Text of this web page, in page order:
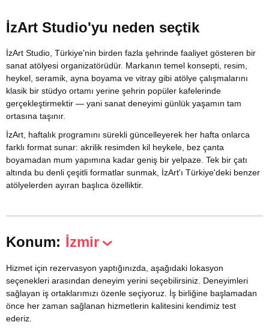
İzArt Studio'yu neden seçtik
İzArt Studio, Türkiye'nin birden fazla şehrinde faaliyet gösteren bir
sanat atölyesi organizatörüdür. Markanın temel konsepti, resim,
heykel, seramik, ayna boyama ve vitray gibi atölye çalışmalarını
klasik bir stüdyo ortamı yerine şehrin popüler kafelerinde
gerçekleştirmektir — yani sanat deneyimi günlük yaşamın tam
ortasına taşınır.
İzArt, haftalık programını sürekli güncelleyerek her hafta onlarca
farklı format sunar: akrilik resimden kil heykele, bez çanta
boyamadan mum yapımına kadar geniş bir yelpaze. Tek bir çatı
altında bu denli çeşitli formatlar sunmak, İzArt'ı Türkiye'deki benzer
atölyelerden ayıran başlıca özelliktir.
Konum: İzmir
Hizmet için rezervasyon yaptığınızda, aşağıdaki lokasyon
seçenekleri arasından deneyim yerini seçebilirsiniz. Deneyimleri
sağlayan iş ortaklarımızı özenle seçiyoruz. İş birliğine başlamadan
önce her zaman sağlanan hizmetlerin kalitesini kendimiz test
ederiz.